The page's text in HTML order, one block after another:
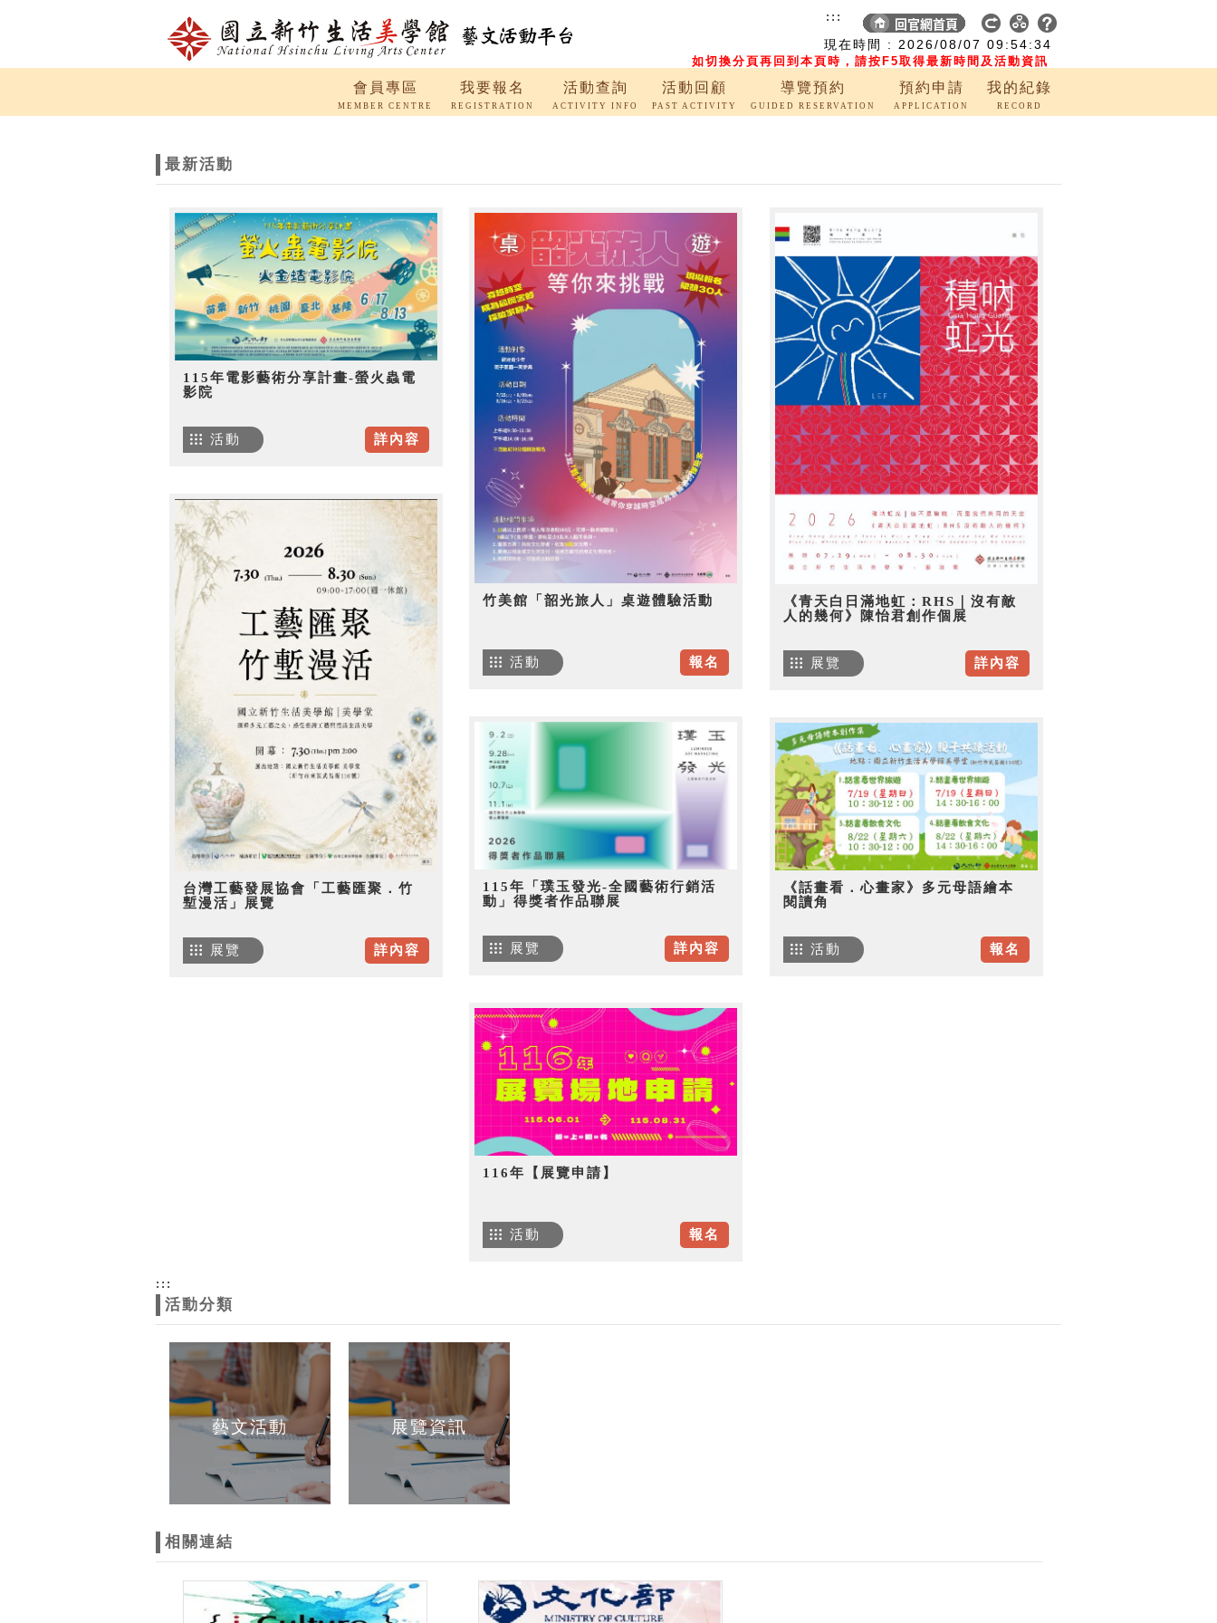
現在時間 : 2026/08/07 09:54:35
如切換分頁再回到本頁時，請按F5取得最新時間及活動資訊
:::
會員專區
MEMBER CENTRE
我要報名
REGISTRATION
活動查詢
ACTIVITY INFO
活動回顧
PAST ACTIVITY
導覽預約
GUIDED RESERVATION
預約申請
APPLICATION
我的紀錄
RECORD
最新活動
115年電影藝術分享計畫-螢火蟲電
影院
詳內容
活動
竹美館「韶光旅人」桌遊體驗活動
報名
活動
《青天白日滿地虹：RHS｜沒有敵
人的幾何》陳怡君創作個展
詳內容
展覽
台灣工藝發展協會「工藝匯聚．竹
塹漫活」展覽
詳內容
展覽
115年「璞玉發光-全國藝術行銷活
動」得獎者作品聯展
詳內容
展覽
《話畫看．心畫家》多元母語繪本
閱讀角
報名
活動
116年【展覽申請】
報名
活動
:::
活動分類
藝文活動 展覽資訊
相關連結